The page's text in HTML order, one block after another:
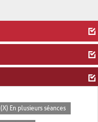
(X) En plusieurs séances